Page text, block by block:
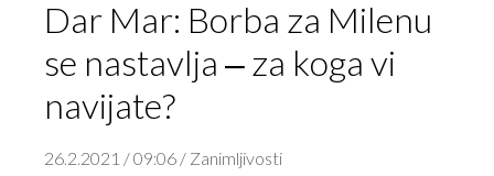
Dar Mar: Borba za Milenu
se nastavlja ‒ za koga vi
navijate?
26.2.2021 / 09:06 / Zanimljivosti